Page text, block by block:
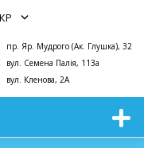
пр. Яр. Мудрого (Ак. Глушка), 32
вул. Семена Палія, 113а
вул. Кленова, 2А